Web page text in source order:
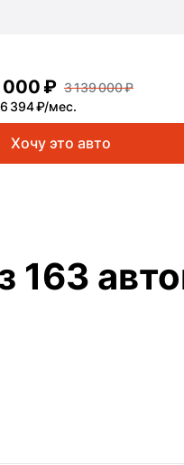
000 ₽ 3 139 000 ₽
394 ₽/мес.
Хочу это авто
163